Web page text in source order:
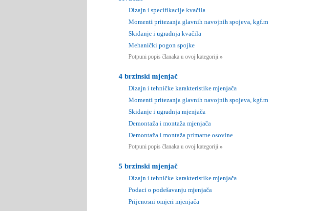
Dizajn i specifikacije kvačila
Momenti pritezanja glavnih navojnih spojeva, kgf.m
Skidanje i ugradnja kvačila
Mehanički pogon spojke
Potpuni popis članaka u ovoj kategoriji »
4 brzinski mjenjač
Dizajn i tehničke karakteristike mjenjača
Momenti pritezanja glavnih navojnih spojeva, kgf.m
Skidanje i ugradnja mjenjača
Demontaža i montaža mjenjača
Demontaža i montaža primarne osovine
Potpuni popis članaka u ovoj kategoriji »
5 brzinski mjenjač
Dizajn i tehničke karakteristike mjenjača
Podaci o podešavanju mjenjača
Prijenosni omjeri mjenjača